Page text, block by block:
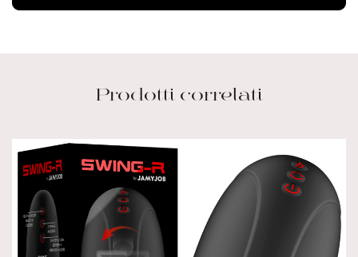
Prodotti correlati